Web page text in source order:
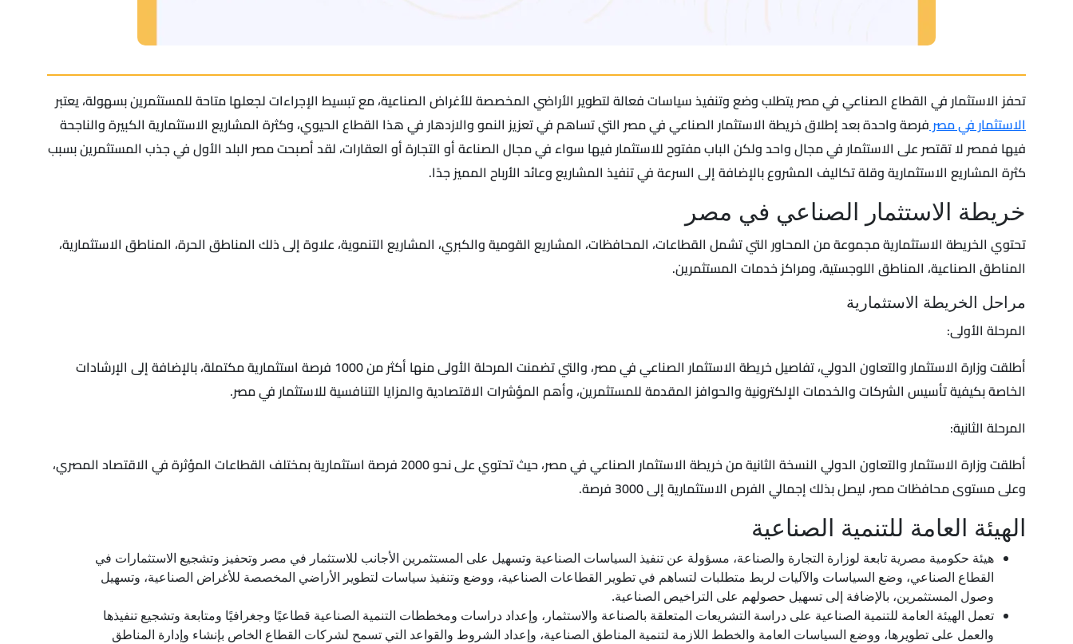
تحفز الاستثمار في القطاع الصناعي في مصر يتطلب وضع وتنفيذ سياسات فعالة لتطوير الأراضي المخصصة للأغراض الصناعية، مع تبسيط الإجراءات لجعلها متاحة للمستثمرين بسهولة، يعتبر
الاستثمار في مصرفرصة واحدة بعد إطلاق خريطة الاستثمار الصناعي في مصر التي تساهم في تعزيز النمو والازدهار في هذا القطاع الحيوي، وكثرة المشاريع الاستثمارية الكبيرة والناجحة
فيها فمصر لا تقتصر على الاستثمار في مجال واحد ولكن الباب مفتوح للاستثمار فيها سواء في مجال الصناعة أو التجارة أو العقارات، لقد أصبحت مصر البلد الأول في جذب المستثمرين بسبب
كثرة المشاريع الاستثمارية وقلة تكاليف المشروع بالإضافة إلى السرعة في تنفيذ المشاريع وعائد الأرباح المميز جدًا.
خريطة الاستثمار الصناعي في مصر
تحتوي الخريطة الاستثمارية مجموعة من المحاور التي تشمل القطاعات، المحافظات، المشاريع القومية والكبري، المشاريع التنموية، علاوة إلى ذلك المناطق الحرة، المناطق الاستثمارية،
المناطق الصناعية، المناطق اللوجستية، ومراكز خدمات المستثمرين.
مراحل الخريطة الاستثمارية
المرحلة الأولى:
أطلقت وزارة الاستثمار والتعاون الدولي، تفاصيل خريطة الاستثمار الصناعي في مصر، والتي تضمنت المرحلة الأولى منها أكثر من 1000 فرصة استثمارية مكتملة، بالإضافة إلى الإرشادات
الخاصة بكيفية تأسيس الشركات والخدمات الإلكترونية والحوافز المقدمة للمستثمرين، وأهم المؤشرات الاقتصادية والمزايا التنافسية للاستثمار في مصر.
المرحلة الثانية:
أطلقت وزارة الاستثمار والتعاون الدولي النسخة الثانية من خريطة الاستثمار الصناعي في مصر، حيث تحتوي على نحو 2000 فرصة استثمارية بمختلف القطاعات المؤثرة في الاقتصاد المصري،
وعلى مستوى محافظات مصر، ليصل بذلك إجمالي الفرص الاستثمارية إلى 3000 فرصة.
الهيئة العامة للتنمية الصناعية
هيئة حكومية مصرية تابعة لوزارة التجارة والصناعة، مسؤولة عن تنفيذ السياسات الصناعية وتسهيل على المستثمرين الأجانب للاستثمار في مصر وتحفيز وتشجيع الاستثمارات في
القطاع الصناعي، وضع السياسات والآليات لربط متطلبات لتساهم في تطوير القطاعات الصناعية، ووضع وتنفيذ سياسات لتطوير الأراضي المخصصة للأغراض الصناعية، وتسهيل
وصول المستثمرين، بالإضافة إلى تسهيل حصولهم على التراخيص الصناعية.
تعمل الهيئة العامة للتنمية الصناعية على دراسة التشريعات المتعلقة بالصناعة والاستثمار، وإعداد دراسات ومخططات التنمية الصناعية قطاعيًا وجغرافيًا ومتابعة وتشجيع تنفيذها
والعمل على تطويرها، ووضع السياسات العامة والخطط اللازمة لتنمية المناطق الصناعية، وإعداد الشروط والقواعد التي تسمح لشركات القطاع الخاص بإنشاء وإدارة المناطق